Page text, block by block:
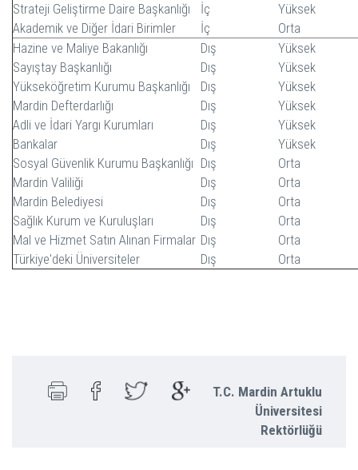
Strateji Geliştirme Daire Başkanlığı
İç
Yüksek
Akademik ve Diğer İdari Birimler
İç
Orta
Hazine ve Maliye Bakanlığı
Dış
Yüksek
Sayıştay Başkanlığı
Dış
Yüksek
Yükseköğretim Kurumu Başkanlığı
Dış
Yüksek
Mardin Defterdarlığı
Dış
Yüksek
Adli ve İdari Yargı Kurumları
Dış
Yüksek
Bankalar
Dış
Yüksek
Sosyal Güvenlik Kurumu Başkanlığı Dış
Orta
Mardin Valiliği
Dış
Orta
Mardin Belediyesi
Dış
Orta
Sağlık Kurum ve Kuruluşları
Dış
Orta
Mal ve Hizmet Satın Alınan Firmalar Dış
Orta
Türkiye'deki Üniversiteler
Dış Orta
T.C. Mardin Artuklu
Üniversitesi
Rektörlüğü